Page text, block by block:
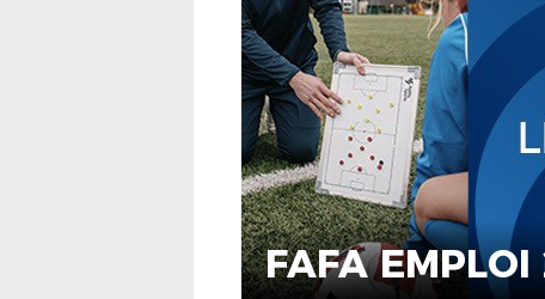
FAFA